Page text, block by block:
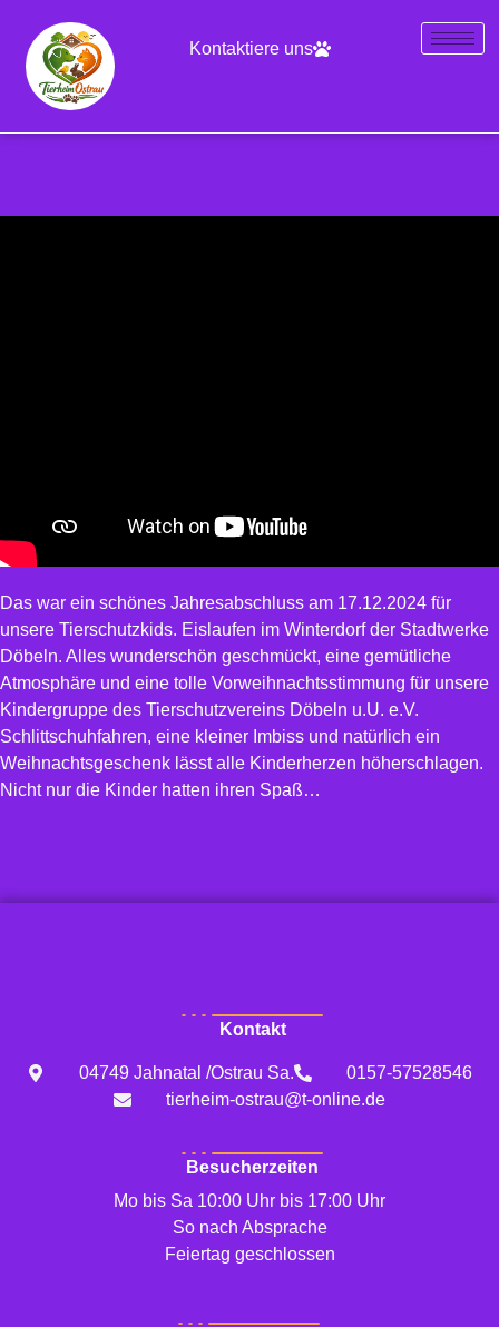
Kontaktiere uns
Das war ein schönes Jahresabschluss am 17.12.2024 für
unsere Tierschutzkids. Eislaufen im Winterdorf der Stadtwerke
Döbeln. Alles wunderschön geschmückt, eine gemütliche
Atmosphäre und eine tolle Vorweihnachtsstimmung für unsere
Kindergruppe des Tierschutzvereins Döbeln u.U. e.V.
Schlittschuhfahren, eine kleiner Imbiss und natürlich ein
Weihnachtsgeschenk lässt alle Kinderherzen höherschlagen.
Nicht nur die Kinder hatten ihren Spaß…
Kontakt
04749 Jahnatal /Ostrau Sa.
0157-57528546
tierheim-ostrau@t-online.de
Besucherzeiten
Mo bis Sa 10:00 Uhr bis 17:00 Uhr
So nach Absprache
Feiertag geschlossen